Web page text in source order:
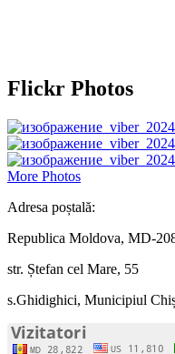
Flickr Photos
More Photos
Adresa poștală:
Republica Moldova, MD-
str. Ștefan cel Mare, 55
s.Ghidighici, Municipiul